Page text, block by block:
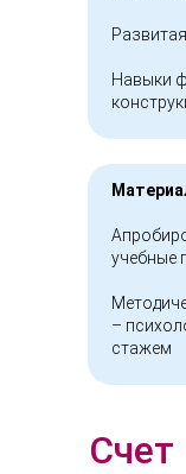
Навыки
учебные
–
стажем
Счет